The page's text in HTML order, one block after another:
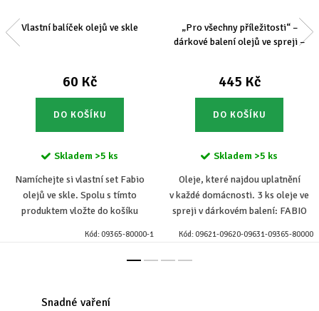
Vlastní balíček olejů ve skle
60 Kč
DO KOŠÍKU
Skladem >5 ks
Namíchejte si vlastní set Fabio
olejů ve skle. Spolu s tímto
produktem vložte do košíku
Kód:09365-80000-1
„Pro všechny příležitosti“ –
dárkové balení olejů ve spreji –
445 Kč
DO KOŠÍKU
Skladem >5 ks
Oleje, které najdou uplatnění
v každé domácnosti. 3 ks oleje ve
spreji v dárkovém balení: FABIO
Kód:09621-09620-09631-09365-80000
Snadné vaření